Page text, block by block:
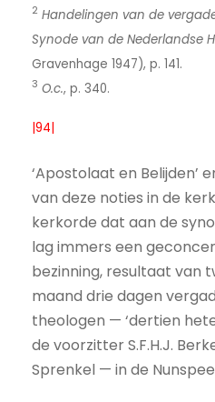
2 Handelingen van de
Synode van de Nederlandse
Gravenhage 1947), p. 141.
3 O.c., p. 340.
|94|
‘Apostolaat en Belijden’
van deze noties in de
kerkorde dat aan de
lag immers een
bezinning, resultaat van
maand drie dagen
theologen — ‘dertien
de voorzitter S.F.H.J.
Sprenkel — in de